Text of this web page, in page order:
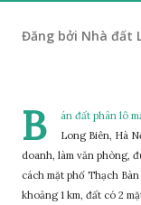
Đăng bởi Nhà đất
B
án đất phân lô
Long Biên, Hà
doanh, làm văn phòng,
cách mặt phố Thạch
khoảng 1 km, đất có 2